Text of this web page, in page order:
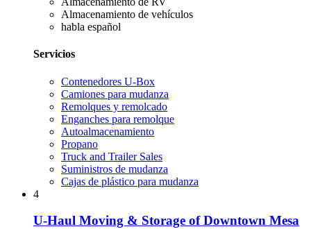
Almacenamiento de vehículos
habla español
Servicios
Contenedores U-Box
Camiones para mudanza
Remolques y remolcado
Enganches para remolque
Autoalmacenamiento
Propano
Truck and Trailer Sales
Suministros de mudanza
Cajas de plástico para mudanza
4
U-Haul Moving & Storage of Downtown Mesa